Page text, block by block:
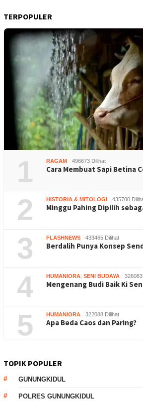
TERPOPULER
1 RAGAM 496673 Dilihat
Cara Membuat Sapi Betina
2 HISTORIA & MITOLOGI 435700
Minggu Pahing Dipilih
3 FLASHNEWS 433465 Dilihat
Berdalih Punya Konsep
4 HUMANIORA SENI BUDAYA
Mengenang Budi Baik Ki
5 HUMANIORA 322088 Dilihat
Apa Beda Caos dan Paring?
TOPIK POPULER
GUNUNGKIDUL
POLRES GUNUNGKIDUL